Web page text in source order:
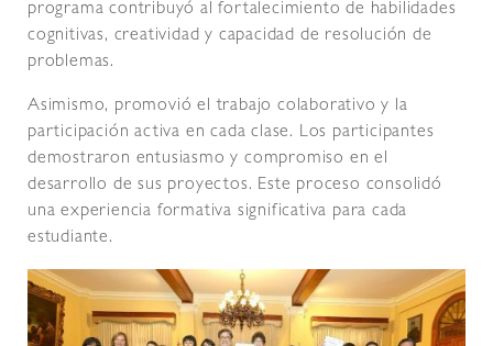
programa contribuyó al fortalecimiento de habilidades
cognitivas, creatividad y capacidad de resolución de
problemas.
Asimismo, promovió el trabajo colaborativo y la
participación activa en cada clase. Los participantes
demostraron entusiasmo y compromiso en el
desarrollo de sus proyectos. Este proceso consolidó
una experiencia formativa significativa para cada
estudiante.